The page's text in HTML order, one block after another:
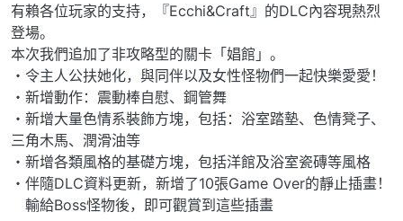
有賴各位玩家的支持，『Ecchi&Craft』的DLC內容現熱烈
登場。
本次我們追加了非攻略型的關卡「娼館」。
・令主人公扶她化，與同伴以及女性怪物們一起快樂愛愛！
・新增動作：震動棒自慰、鋼管舞
・新增大量色情系裝飾方塊，包括：浴室踏墊、色情凳子、
三角木馬、潤滑油等
・新增各類風格的基礎方塊，包括洋館及浴室瓷磚等風格
・伴隨DLC資料更新，新增了10張Game Over的靜止插畫！
輸給Boss怪物後，即可觀賞到這些插畫